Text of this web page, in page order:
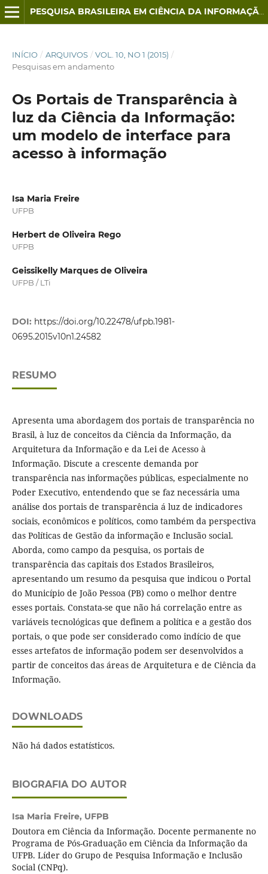
PESQUISA BRASILEIRA EM CIÊNCIA DA INFORMAÇÃO E BIBLIOTECONOMIA
INÍCIO / ARQUIVOS / VOL. 10, NO 1 (2015) /
Pesquisas em andamento
Os Portais de Transparência à
luz da Ciência da Informação:
um modelo de interface para
acesso à informação
Isa Maria Freire
UFPB
Herbert de Oliveira Rego
UFPB
Geissikelly Marques de Oliveira
UFPB / LTi
DOI: https://doi.org/10.22478/ufpb.1981-
0695.2015v10n1.24582
RESUMO
Apresenta uma abordagem dos portais de transparência no
Brasil, à luz de conceitos da Ciência da Informação, da
Arquitetura da Informação e da Lei de Acesso à
Informação. Discute a crescente demanda por
transparência nas informações públicas, especialmente no
Poder Executivo, entendendo que se faz necessária uma
análise dos portais de transparência á luz de indicadores
sociais, econômicos e políticos, como também da perspectiva
das Políticas de Gestão da informação e Inclusão social.
Aborda, como campo da pesquisa, os portais de
transparência das capitais dos Estados Brasileiros,
apresentando um resumo da pesquisa que indicou o Portal
do Município de João Pessoa (PB) como o melhor dentre
esses portais. Constata-se que não há correlação entre as
variáveis tecnológicas que definem a política e a gestão dos
portais, o que pode ser considerado como indício de que
esses artefatos de informação podem ser desenvolvidos a
partir de conceitos das áreas de Arquitetura e de Ciência da
Informação.
DOWNLOADS
Não há dados estatísticos.
BIOGRAFIA DO AUTOR
Isa Maria Freire, UFPB
Doutora em Ciência da Informação. Docente permanente no
Programa de Pós-Graduação em Ciência da Informação da
UFPB. Líder do Grupo de Pesquisa Informação e Inclusão
Social (CNPq).